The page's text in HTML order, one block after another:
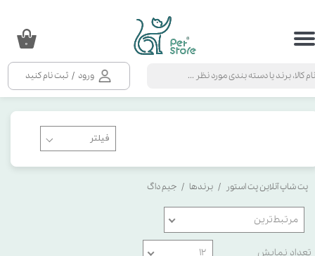
ورود / ثبت نام کنید
حساب کاربری من
سفارشات
۰
پت شاپ آنلاین پت استور برندها جیم داگ
مرتبط‌ترین
تعداد نمایش ۱۲